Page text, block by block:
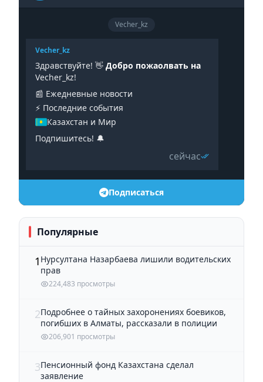
Vecher_kz
Vecher_kz
Здравствуйте! 👋 Добро пожаолвать на
Vecher_kz!
📰 Ежедневные новости
⚡️ Последние события
Казахстан и Мир
Подпишитесь! 🔔
сейчас
Подписаться
Популярные
1 Нурсултана Назарбаева лишили водительских
прав
224,483 просмотры
2Подробнее о тайных захоронениях боевиков,
погибших в Алматы, рассказали в полиции
206,901 просмотры
3Пенсионный фонд Казахстана сделал
заявление